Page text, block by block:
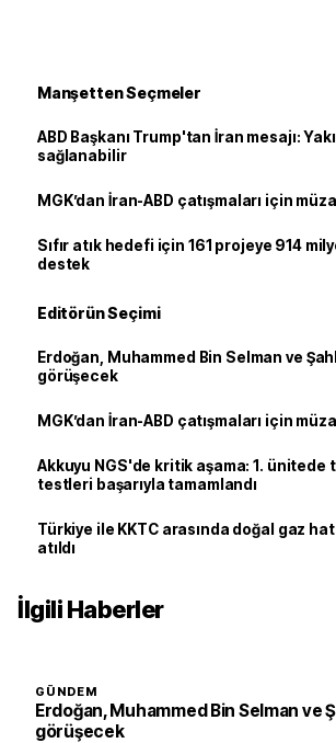
Manşetten Seçmeler
ABD Başkanı Trump'tan İran mesajı:
sağlanabilir
MGK’dan İran-ABD çatışmaları için
Sıfır atık hedefi için 161 projeye 914
destek
Editörün Seçimi
Erdoğan, Muhammed Bin Selman ve
görüşecek
MGK’dan İran-ABD çatışmaları için
Akkuyu NGS'de kritik aşama: 1. ünitede
testleri başarıyla tamamlandı
Türkiye ile KKTC arasında doğal gaz
atıldı
İlgili Haberler
GÜNDEM
Erdoğan, Muhammed Bin Selman ve
görüşecek